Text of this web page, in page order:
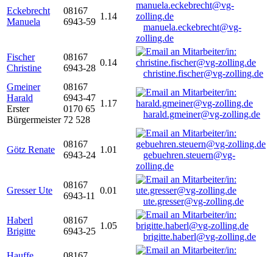
Eckebrecht
Manuela
08167
6943-59
1.14
manuela.eckebrecht@vg-
zolling.de
Fischer
Christine
08167
6943-28
0.14
christine.fischer@vg-zolling.de
Gmeiner
Harald
Erster
Bürgermeister
08167
6943-47
0170 65
72 528
1.17
harald.gmeiner@vg-zolling.de
Götz Renate
08167
6943-24
1.01
gebuehren.steuern@vg-
zolling.de
Gresser Ute
08167
6943-11
0.01
ute.gresser@vg-zolling.de
Haberl
Brigitte
08167
6943-25
1.05
brigitte.haberl@vg-zolling.de